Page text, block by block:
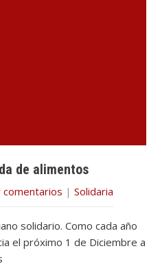
de alimentos
comentarios | Solidaria
solidario. Como cada año
el próximo 1 de Diciembre a